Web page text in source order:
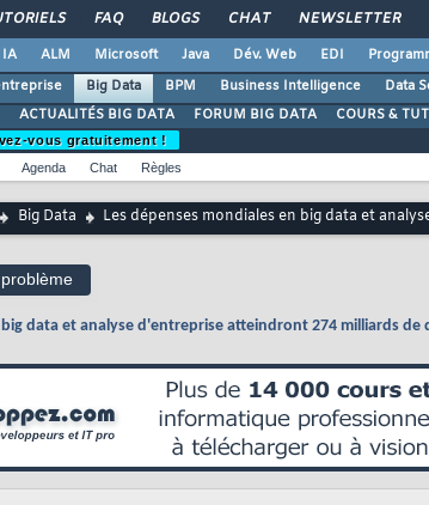
FAQ BLOGS CHAT NEWSLETTER
IA ALM Microsoft Java Dév. Web EDI
Big Data BPM Business Intelligence Data
ACTUALITÉS BIG DATA
FORUM BIG DATA COURS &
vous gratuitement !
Agenda Chat Règles
Big Data Les dépenses mondiales en big data et
data et analyse d'entreprise atteindront 274 milliards de